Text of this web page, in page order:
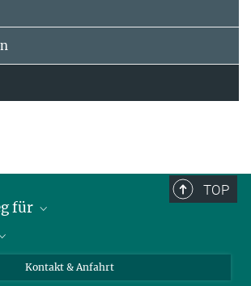
TOP
für
Kontakt & Anfahrt